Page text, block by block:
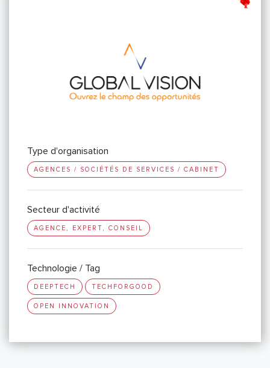
Type d'organisation
AGENCES / SOCIÉTÉS DE SERVICES / CABINET
Secteur d'activité
AGENCE, EXPERT, CONSEIL
Technologie / Tag
DEEPTECH TECHFORGOOD
OPEN INNOVATION